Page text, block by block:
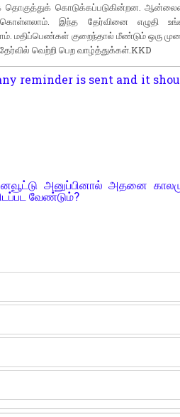
கொடுக்கப்படுகின்றன. ஆன்லைன்
இந்த தேர்வினை எழுதி
மதிப்பெண்கள் குறைந்தால் மீண்டும் ஒரு
வெற்றி பெற வாழ்த்துக்கள்.KKD
reminder is sent and it
அனுப்பினால் அதனை
வேண்டும்?